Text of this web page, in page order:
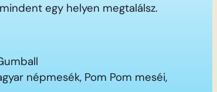
egy helyen megtalálsz.
népmesék, Pom Pom meséi,